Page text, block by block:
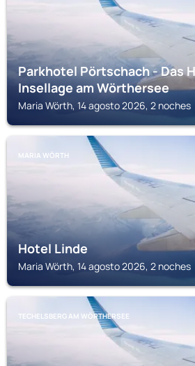
Parkhotel Pörtschach - Das
Insellage am Wörthersee
Maria Wörth, 14 agosto 2026, 2 noches
MARIA WÖRTH
Hotel Linde
Maria Wörth, 14 agosto 2026, 2 noches
TECHELSBERG AM WÖRTHERSEE